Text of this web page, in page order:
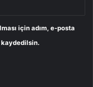
için adım, e-posta
kaydedilsin.